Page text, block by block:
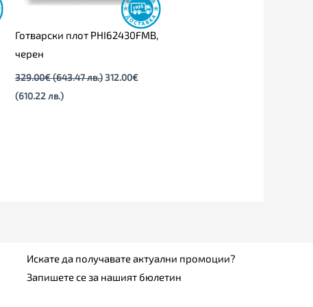
Готварски плот PHI62430FMB,
черен
329.00€(643.47 лв.) 312.00€
(610.22 лв.)
Искате да получавате актуални промоции?
Запишете се за нашият бюлетин